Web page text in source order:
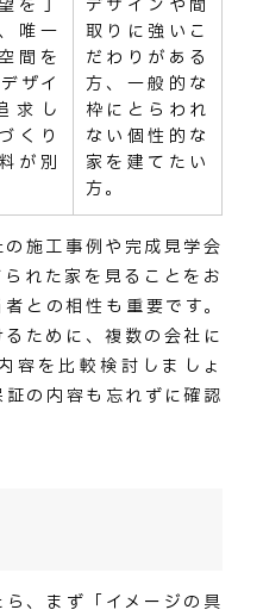
唯一
間を
ザイ
求し
くり
が別
取りに強いこ
だわりがある
方、一般的な
枠にとらわれ
ない個性的な
家を建てたい
方。
施工事例や完成見学会
れた家を見ることをお
との相性も重要です。
ために、複数の会社に
容を比較検討しましょ
の内容も忘れずに確認
ら、まず「イメージの具